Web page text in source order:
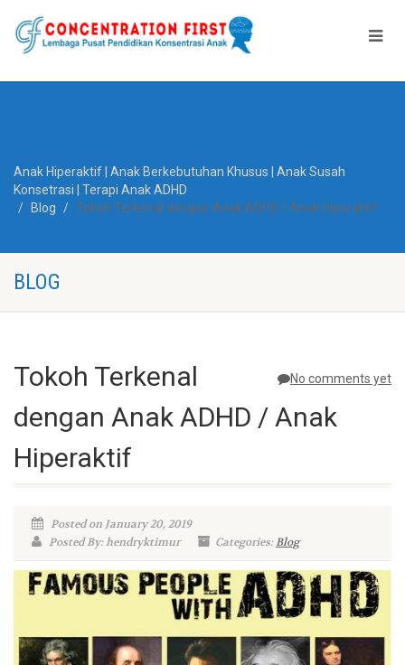
Anak Hiperaktif | Anak Berkebutuhan Khusus | Anak Susah
Konsetrasi | Terapi Anak ADHD
Blog
Tokoh Terkenal dengan Anak ADHD / Anak Hiperaktif
BLOG
No comments yet
Tokoh Terkenal
dengan Anak ADHD / Anak
Hiperaktif
Posted on January 20, 2019
Posted By: hendryktimur
Categories:Blog